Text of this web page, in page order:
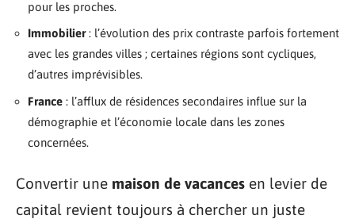
pour les proches.
Immobilier: l’évolution des prix contraste parfois fortement
avec les grandes villes ; certaines régions sont cycliques,
d’autres imprévisibles.
France : l’afflux de résidences secondaires influe sur la
démographie et l’économie locale dans les zones
concernées.
Convertir une maison de vacances en levier de
capital revient toujours à chercher un juste